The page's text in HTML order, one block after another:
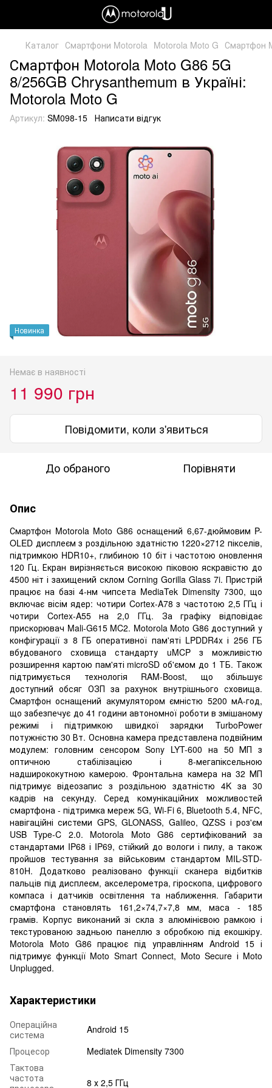
Каталог Смартфони Motorola Motorola Moto G Смартфон
Смартфон Motorola Moto G86 5G
8/256GB Chrysanthemum в Україні:
Motorola Moto G
Артикул: SM098-15 Написати відгук
Новинка
Немає в наявності
11 990 грн
Повідомити, коли з'явиться
До обраного Порівняти
Опис
Смартфон Motorola Moto G86 оснащений 6,67-дюймовим P-
OLED дисплеєм з роздільною здатністю 1220×2712 пікселів,
підтримкою HDR10+, глибиною 10 біт і частотою оновлення
120 Гц. Екран вирізняється високою піковою яскравістю до
4500 ніт і захищений склом Corning Gorilla Glass 7i. Пристрій
працює на базі 4-нм чипсета MediaTek Dimensity 7300, що
включає вісім ядер: чотири Cortex-A78 з частотою 2,5 ГГц і
чотири Cortex-A55 на 2,0 ГГц. За графіку відповідає
прискорювач Mali-G615 MC2. Motorola Moto G86 доступний у
конфігурації з 8 ГБ оперативної пам'яті LPDDR4x і 256 ГБ
вбудованого сховища стандарту uMCP з можливістю
розширення картою пам'яті microSD об'ємом до 1 ТБ. Також
підтримується технологія RAM-Boost, що збільшує
доступний обсяг ОЗП за рахунок внутрішнього сховища.
Смартфон оснащений акумулятором ємністю 5200 мА-год,
що забезпечує до 41 години автономної роботи в змішаному
режимі і підтримкою швидкої зарядки TurboPower
потужністю 30 Вт. Основна камера представлена подвійним
модулем: головним сенсором Sony LYT-600 на 50 МП з
оптичною стабілізацією і 8-мегапіксельною
надширококутною камерою. Фронтальна камера на 32 МП
підтримує відеозапис з роздільною здатністю 4K за 30
кадрів на секунду. Серед комунікаційних можливостей
смартфона - підтримка мереж 5G, Wi-Fi 6, Bluetooth 5.4, NFC,
навігаційні системи GPS, GLONASS, Galileo, QZSS і роз'єм
USB Type-C 2.0. Motorola Moto G86 сертифікований за
стандартами IP68 і IP69, стійкий до вологи і пилу, а також
пройшов тестування за військовим стандартом MIL-STD-
810H. Додатково реалізовано функції сканера відбитків
пальців під дисплеєм, акселерометра, гіроскопа, цифрового
компаса і датчиків освітлення та наближення. Габарити
смартфона становлять 161,2×74,7×7,8 мм, маса - 185
грамів. Корпус виконаний зі скла з алюмінієвою рамкою і
текстурованою задньою панеллю з обробкою під екошкіру.
Motorola Moto G86 працює під управлінням Android 15 і
підтримує функції Moto Smart Connect, Moto Secure і Moto
Unplugged.
Характеристики
Операційна
система
Android 15
Процесор
Mediatek Dimensity 7300
Тактова
частота
8 х 2,5 ГГц